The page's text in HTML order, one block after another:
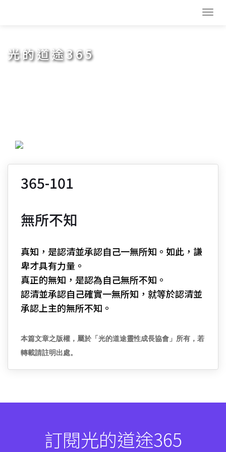
光的道途365
365-101
無所不知
真知，是認清並承認自己一無所知。如此，謙
卑才具有力量。
真正的無知，是認為自己無所不知。
認清並承認自己確實一無所知，就等於認清並
承認上主的無所不知。
本篇文章之版權，屬於「光的道途靈性成長協會」所有，若
轉載請註明出處。
訂閱光的道途365